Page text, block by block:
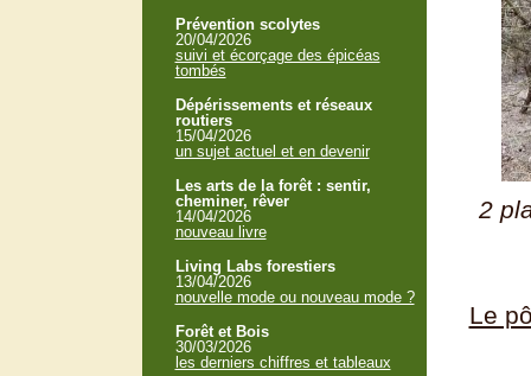
2
Le
Prévention scolytes
20/04/2026
suivi et écorçage des épicéas
tombés
Dépérissements et réseaux
routiers
15/04/2026
un sujet actuel et en devenir
Les arts de la forêt : sentir,
cheminer, rêver
14/04/2026
nouveau livre
Living Labs forestiers
13/04/2026
nouvelle mode ou nouveau mode ?
Forêt et Bois
30/03/2026
les derniers chiffres et tableaux